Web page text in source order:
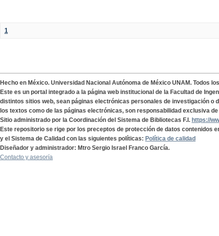
1
Hecho en México. Universidad Nacional Autónoma de México UNAM. Todos
Este es un portal integrado a la página web institucional de la Facultad de
distintos sitios web, sean páginas electrónicas personales de investigación o
los textos como de las páginas electrónicas, son responsabilidad exclusiva
Sitio administrado por la Coordinación del Sistema de Bibliotecas F.I. https://
Este repositorio se rige por los preceptos de protección de datos contenidos
y el Sistema de Calidad con las siguientes políticas: Política de calidad
Diseñador y administrador: Mtro Sergio Israel Franco García.
Contacto y asesoría